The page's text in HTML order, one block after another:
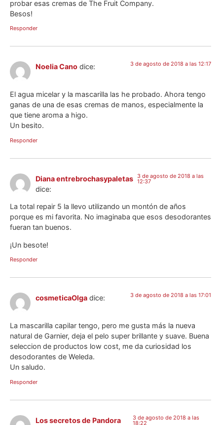
probar esas cremas de The Fruit Company.
Besos!
Responder
Noelia Cano dice: 3 de agosto de 2018 a las 12:17
El agua micelar y la mascarilla las he probado. Ahora tengo
ganas de una de esas cremas de manos, especialmente la
que tiene aroma a higo.
Un besito.
Responder
Diana entrebrochasypaletas
dice:
3 de agosto de 2018 a las
12:37
La total repair 5 la llevo utilizando un montón de años
porque es mi favorita. No imaginaba que esos desodorantes
fueran tan buenos.
¡Un besote!
Responder
cosmeticaOlga dice: 3 de agosto de 2018 a las 17:01
La mascarilla capilar tengo, pero me gusta más la nueva
natural de Garnier, deja el pelo super brillante y suave. Buena
seleccion de productos low cost, me da curiosidad los
desodorantes de Weleda.
Un saludo.
Responder
Los secretos de Pandora
3 de agosto de 2018 a las
18:22